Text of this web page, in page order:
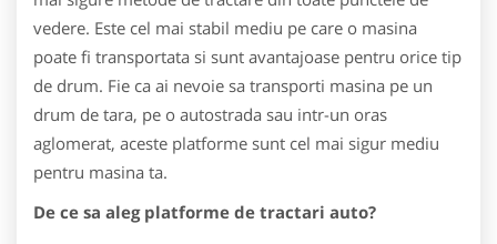
vedere. Este cel mai stabil mediu pe care o masina
poate fi transportata si sunt avantajoase pentru orice tip
de drum. Fie ca ai nevoie sa transporti masina pe un
drum de tara, pe o autostrada sau intr-un oras
aglomerat, aceste platforme sunt cel mai sigur mediu
pentru masina ta.
De ce sa aleg platforme de tractari auto?